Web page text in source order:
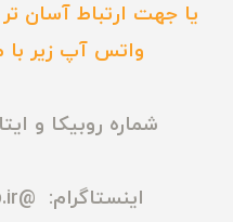
یا جهت ارتباط آسان
واتس آپ زیر با
شماره روبیکا و ایتا:
اینستاگرام: @madmolibookshop.ir